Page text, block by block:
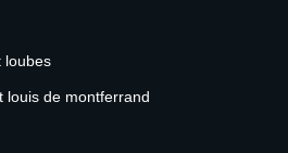
loubes
louis de montferrand